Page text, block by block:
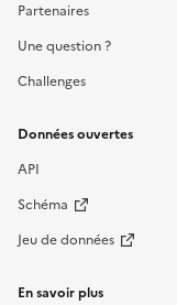
Partenaires
Une question ?
Challenges
Données ouvertes
API
Schéma
Jeu de données
En savoir plus